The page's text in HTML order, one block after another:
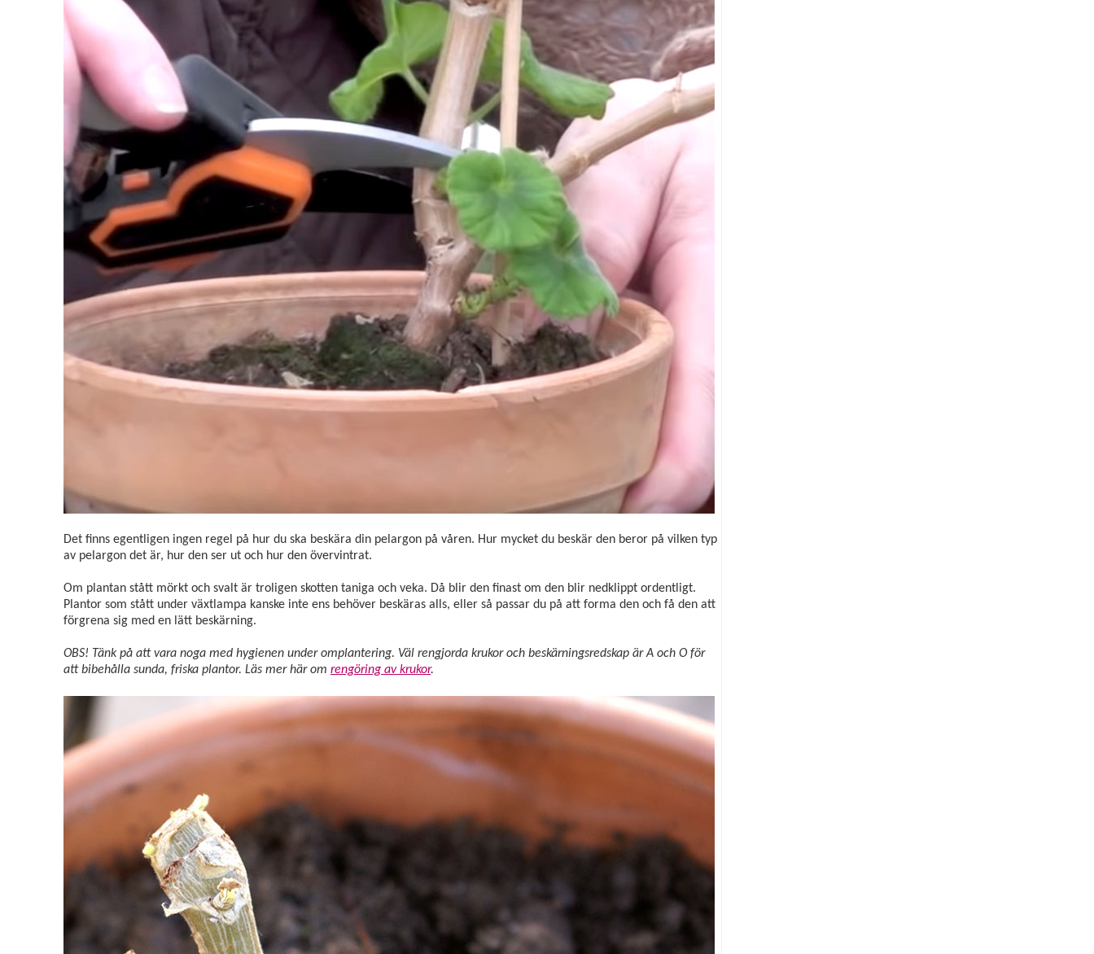
Det finns egentligen ingen regel på hur du ska beskära din pelargon på våren. Hur mycket du beskär den beror på vilken typ
av pelargon det är, hur den ser ut och hur den övervintrat.
Om plantan stått mörkt och svalt är troligen skotten taniga och veka. Då blir den finast om den blir nedklippt ordentligt.
Plantor som stått under växtlampa kanske inte ens behöver beskäras alls, eller så passar du på att forma den och få den att
förgrena sig med en lätt beskärning.
OBS! Tänk på att vara noga med hygienen under omplantering. Väl rengjorda krukor och beskärningsredskap är A och O för
att bibehålla sunda, friska plantor. Läs mer här om rengöring av krukor.